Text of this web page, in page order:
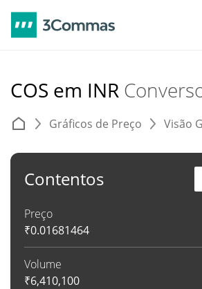
COS em INR
Gráficos de Preço Visão
Contentos
Preço
₹0.01681464
Volume
₹6,410,100